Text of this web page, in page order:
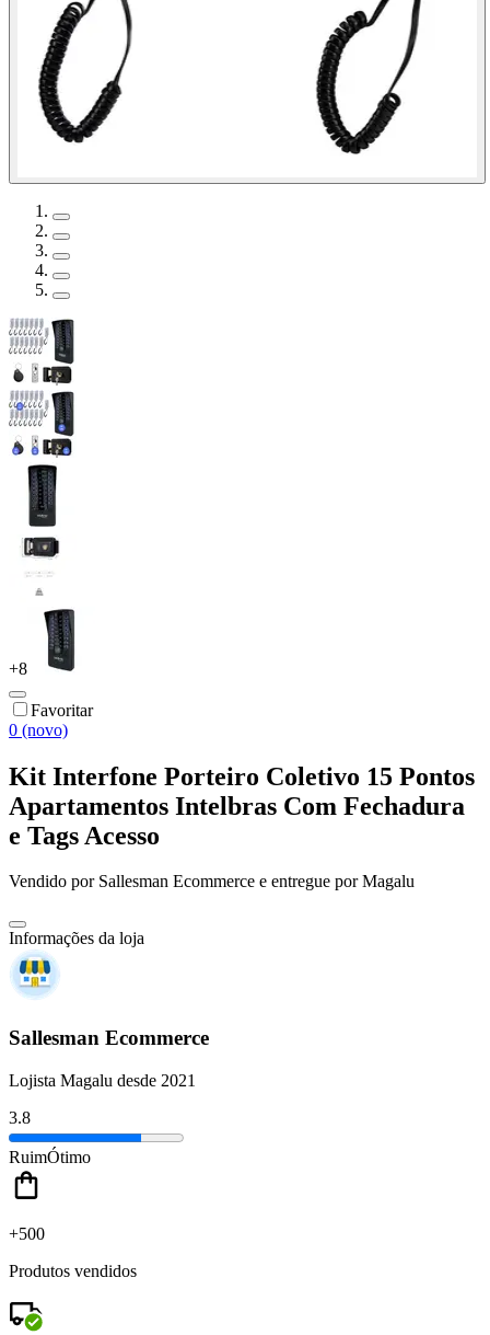
+8
Favoritar
0 (novo)
Kit Interfone Porteiro Coletivo 15 Pontos
Apartamentos Intelbras Com Fechadura
e Tags Acesso
Vendido por Sallesman Ecommerce e entregue por Magalu
Informações da loja
Sallesman Ecommerce
Lojista Magalu desde 2021
3.8
RuimÓtimo
+500
Produtos vendidos